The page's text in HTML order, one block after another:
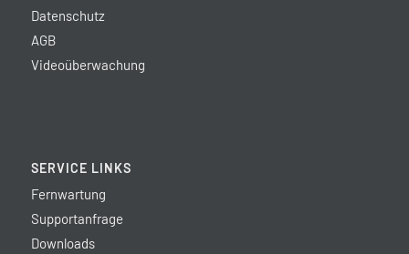
Datenschutz
AGB
Videoüberwachung
SERVICE LINKS
Fernwartung
Supportanfrage
Downloads